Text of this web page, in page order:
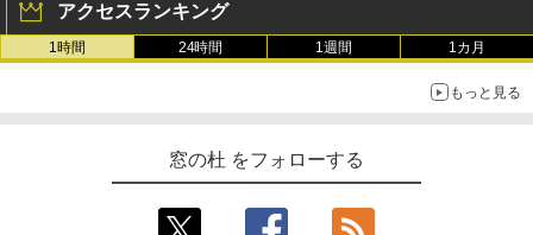
アクセスランキング
1時間 24時間 1週間 1カ月
もっと見る
窓の杜 をフォローする